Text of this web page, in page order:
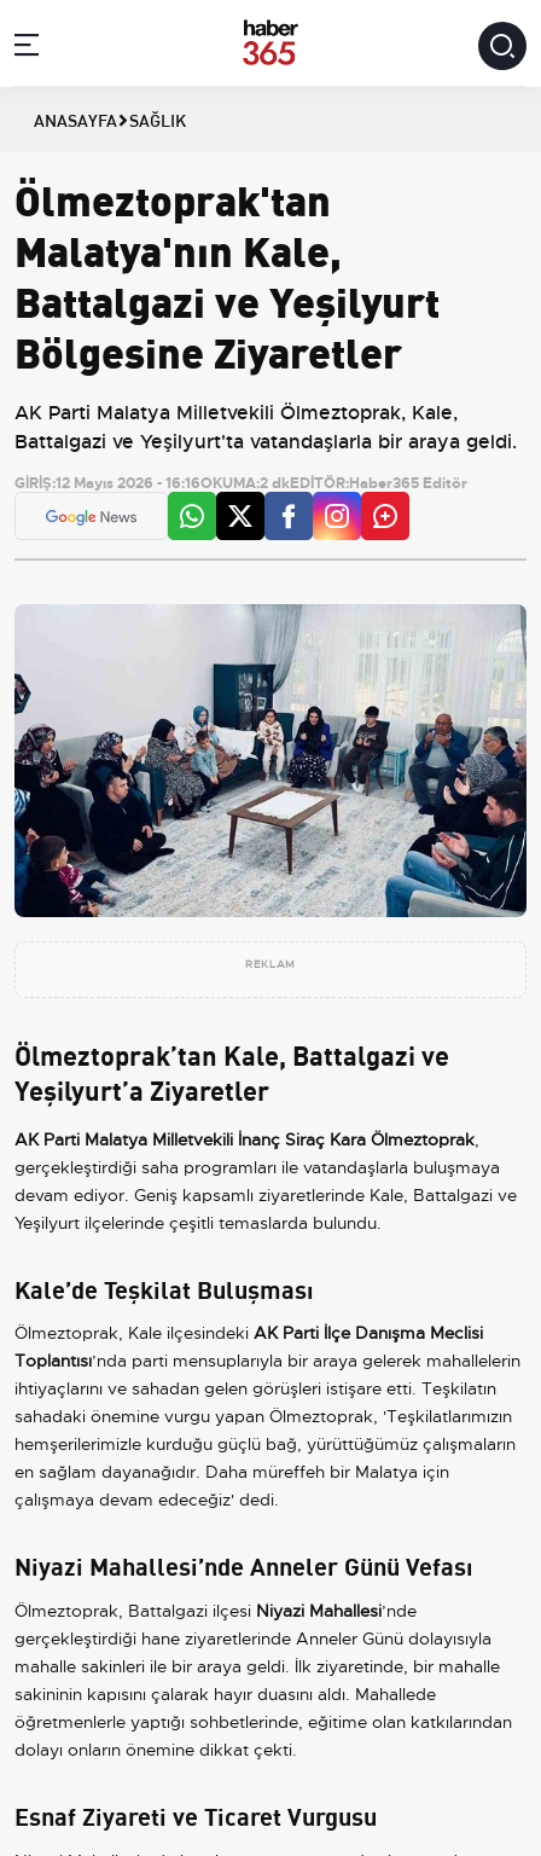
ANASAYFA SAĞLIK
Ölmeztoprak'tan
Malatya'nın Kale,
Battalgazi ve Yeşilyurt
Bölgesine Ziyaretler
AK Parti Malatya Milletvekili Ölmeztoprak, Kale,
Battalgazi ve Yeşilyurt'ta vatandaşlarla bir araya geldi.
GİRİŞ:12 Mayıs 2026 - 16:16OKUMA:2 dkEDİTÖR:Haber365 Editör
REKLAM
Ölmeztoprak’tan Kale, Battalgazi ve
Yeşilyurt’a Ziyaretler
AK Parti Malatya Milletvekili İnanç Siraç Kara Ölmeztoprak,
gerçekleştirdiği saha programları ile vatandaşlarla buluşmaya
devam ediyor. Geniş kapsamlı ziyaretlerinde Kale, Battalgazi ve
Yeşilyurt ilçelerinde çeşitli temaslarda bulundu.
Kale’de Teşkilat Buluşması
Ölmeztoprak, Kale ilçesindeki AK Parti İlçe Danışma Meclisi
Toplantısı’nda parti mensuplarıyla bir araya gelerek mahallelerin
ihtiyaçlarını ve sahadan gelen görüşleri istişare etti. Teşkilatın
sahadaki önemine vurgu yapan Ölmeztoprak, 'Teşkilatlarımızın
hemşerilerimizle kurduğu güçlü bağ, yürüttüğümüz çalışmaların
en sağlam dayanağıdır. Daha müreffeh bir Malatya için
çalışmaya devam edeceğiz' dedi.
Niyazi Mahallesi’nde Anneler Günü Vefası
Ölmeztoprak, Battalgazi ilçesi Niyazi Mahallesi’nde
gerçekleştirdiği hane ziyaretlerinde Anneler Günü dolayısıyla
mahalle sakinleri ile bir araya geldi. İlk ziyaretinde, bir mahalle
sakininin kapısını çalarak hayır duasını aldı. Mahallede
öğretmenlerle yaptığı sohbetlerinde, eğitime olan katkılarından
dolayı onların önemine dikkat çekti.
Esnaf Ziyareti ve Ticaret Vurgusu